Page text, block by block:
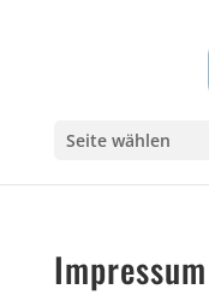
Seite wählen
Impressum